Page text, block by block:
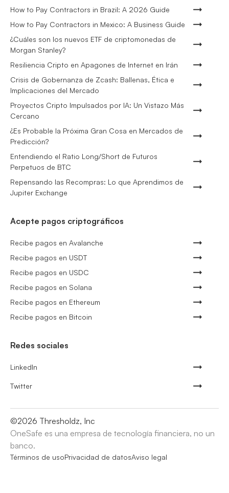
How to Pay Contractors in Brazil: A 2026 Guide
How to Pay Contractors in Mexico: A Business Guide
¿Cuáles son los nuevos ETF de criptomonedas de
Morgan Stanley?
Resiliencia Cripto en Apagones de Internet en Irán
Crisis de Gobernanza de Zcash: Ballenas, Ética e
Implicaciones del Mercado
Proyectos Cripto Impulsados por IA: Un Vistazo Más
Cercano
¿Es Probable la Próxima Gran Cosa en Mercados de
Predicción?
Entendiendo el Ratio Long/Short de Futuros
Perpetuos de BTC
Repensando las Recompras: Lo que Aprendimos de
Jupiter Exchange
Acepte pagos criptográficos
Recibe pagos en Avalanche
Recibe pagos en USDT
Recibe pagos en USDC
Recibe pagos en Solana
Recibe pagos en Ethereum
Recibe pagos en Bitcoin
Redes sociales
LinkedIn
Twitter
©2026 Thresholdz, Inc
OneSafe es una empresa de tecnología financiera, no un
banco.
Términos de usoPrivacidad de datosAviso legal